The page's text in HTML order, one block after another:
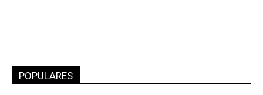
POPULARES